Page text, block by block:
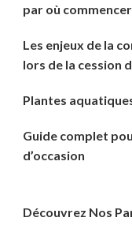
par où commencer
Les enjeux de la
lors de la cession
Plantes
Guide complet
d’occasion
Découvrez Nos